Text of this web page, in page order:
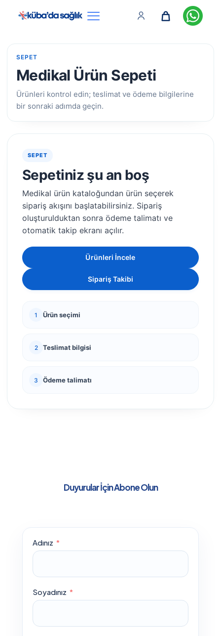
SEPET
Medikal Ürün Sepeti
Ürünleri kontrol edin; teslimat ve ödeme bilgilerine
bir sonraki adımda geçin.
SEPET
Sepetiniz şu an boş
Medikal ürün kataloğundan ürün seçerek
sipariş akışını başlatabilirsiniz. Sipariş
oluşturulduktan sonra ödeme talimatı ve
otomatik takip ekranı açılır.
Ürünleri İncele
Sipariş Takibi
1 Ürün seçimi
2 Teslimat bilgisi
3 Ödeme talimatı
Duyurular İçin Abone Olun
Adınız
Soyadınız